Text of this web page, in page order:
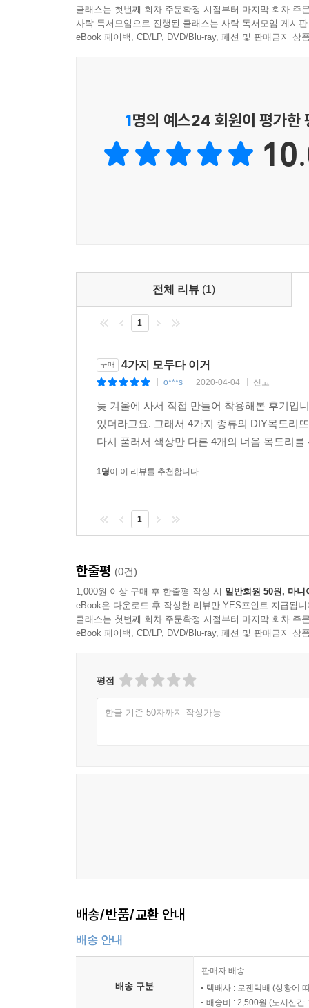
클래스는 첫번째 회차 주문확정 시점부터 마지막 회차 주
사락 독서모임으로 진행된 클래스는 사락 독서모임 게시
eBook 페이백, CD/LP, DVD/Blu-ray, 패션 및 판매금지 상
1명의 예스24 회원이 평가한
전체 리뷰 (1)
1
구매 4가지 모두다 이거
o***s 2020-04-04 신고
늦 겨울에 사서 직접 만들어 착용해본 후기입
있더라고요. 그래서 4가지 종류의 DIY목도리
다시 풀러서 색상만 다른 4개의 너음 목도리
1명이 이 리뷰를 추천합니다.
1
한줄평 (0건)
1,000원 이상 구매 후 한줄평 작성 시 일반회원 50원, 마니
eBook은 다운로드 후 작성한 리뷰만 YES포인트 지급됩니
클래스는 첫번째 회차 주문확정 시점부터 마지막 회차 주
eBook 페이백, CD/LP, DVD/Blu-ray, 패션 및 판매금지 상
평점
한글 기준 50자까지 작성가능
배송/반품/교환 안내
배송 안내
배송 구분
판매자 배송
택배사 : 로젠택배 (상황에
배송비 : 2,500원 (도서산간